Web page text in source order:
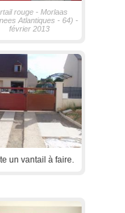
rouge - Morlaas
Atlantiques - 64) -
février 2013
un vantail à faire.